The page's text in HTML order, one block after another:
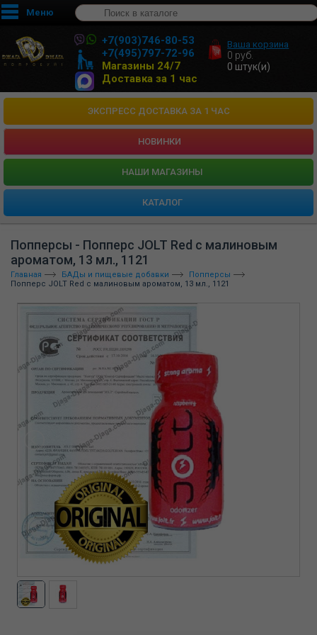
Меню
+7(903)746-80-53
+7(495)797-72-96
Магазины 24/7
Доставка за 1 час
Ваша корзина
0 руб.
0 штук(и)
ЭКСПРЕСС ДОСТАВКА ЗА 1 ЧАС
НОВИНКИ
HАШИ МАГАЗИНЫ
КАТАЛОГ
Попперсы - Попперс JOLT Red с малиновым
ароматом, 13 мл., 1121
Главная БАДы и пищевые добавки
Попперсы
Попперс JOLT Red с малиновым ароматом, 13 мл., 1121